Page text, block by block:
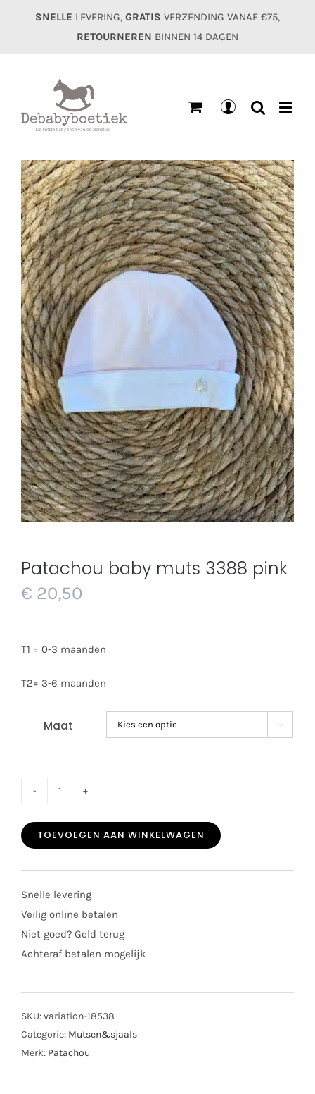
SNELLE LEVERING, GRATIS VERZENDING VANAF €75,
RETOURNEREN BINNEN 14 DAGEN
Patachou baby muts 3388 pink
€ 20,50
T1 = 0-3 maanden
T2= 3-6 maanden
Maat 
baby
muts
aantal
TOEVOEGEN AAN WINKELWAGEN
Snelle levering
Veilig online betalen
Niet goed? Geld terug
Achteraf betalen mogelijk
SKU:variation-18538
Categorie: Mutsen&sjaals
Merk: Patachou